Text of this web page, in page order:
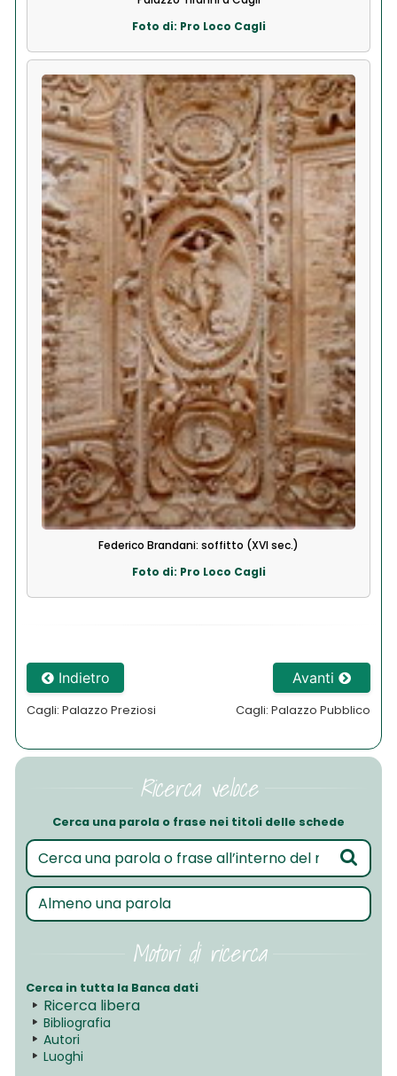
Ricerca veloce
Cerca una parola o frase nei titoli delle schede
Motori di ricerca
Cerca in tutta la Banca dati
Ricerca libera
Bibliografia
Autori
Luoghi
Foto di: Pro Loco Cagli
Federico Brandani: soffitto (XVI sec.)
Foto di: Pro Loco Cagli
Indietro
Cagli: Palazzo Preziosi
Avanti
Cagli: Palazzo Pubblico